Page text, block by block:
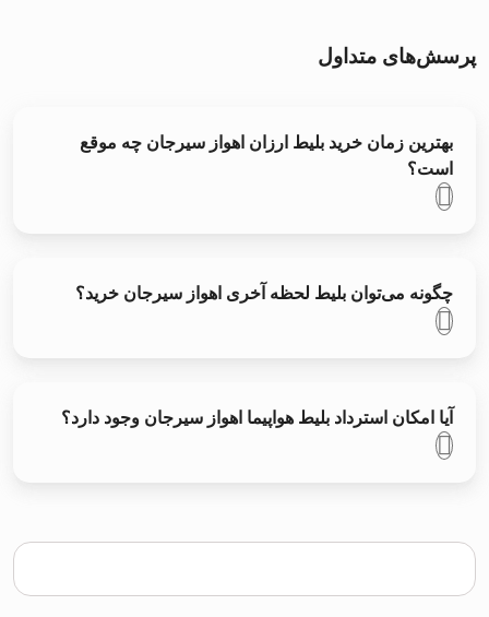
پرسش‌های متداول
بهترین زمان خرید بلیط ارزان اهواز سیرجان چه موقع
است؟
چگونه می‌توان بلیط لحظه آخری اهواز سیرجان خرید؟
آیا امکان استرداد بلیط هواپیما اهواز سیرجان وجود دارد؟